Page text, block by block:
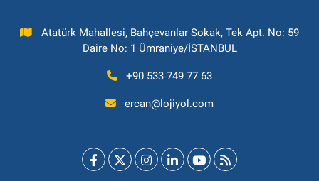
Atatürk Mahallesi, Bahçevanlar Sokak, Tek Apt. No: 59
Daire No: 1 Ümraniye/İSTANBUL
+90 533 749 77 63
ercan@lojiyol.com